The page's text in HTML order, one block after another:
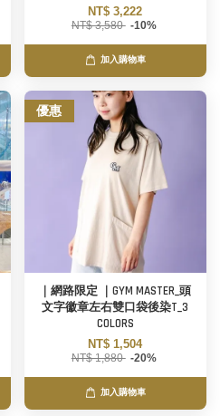
NT$ 3,222
NT$ 3,580 -10%
加入購物車
優惠
｜網路限定 ｜GYM MASTER_頭
文字徽章左右雙口袋後染T_3
COLORS
NT$ 1,504
NT$ 1,880 -20%
加入購物車